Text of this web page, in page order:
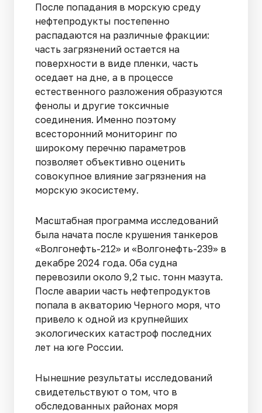
После попадания в морскую среду
нефтепродукты постепенно
распадаются на различные фракции:
часть загрязнений остается на
поверхности в виде пленки, часть
оседает на дне, а в процессе
естественного разложения образуются
фенолы и другие токсичные
соединения. Именно поэтому
всесторонний мониторинг по
широкому перечню параметров
позволяет объективно оценить
совокупное влияние загрязнения на
морскую экосистему.
Масштабная программа исследований
была начата после крушения танкеров
«Волгонефть-212» и «Волгонефть-239» в
декабре 2024 года. Оба судна
перевозили около 9,2 тыс. тонн мазута.
После аварии часть нефтепродуктов
попала в акваторию Черного моря, что
привело к одной из крупнейших
экологических катастроф последних
лет на юге России.
Нынешние результаты исследований
свидетельствуют о том, что в
обследованных районах моря